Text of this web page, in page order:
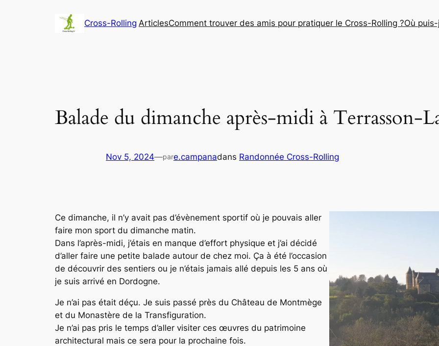
Cross-Rolling ArticlesComment trouver des amis pour pratiquer le Cross-Rolling ?Où
Balade du dimanche après-midi à Terrasson-
Nov 5, 2024—pare.campanadans Randonnée Cross-Rolling
Ce dimanche, il n’y avait pas d’évènement sportif où je pouvais aller
faire mon sport du dimanche matin.
Dans l’après-midi, j’étais en manque d’effort physique et j’ai décidé
d’aller faire une petite balade autour de chez moi. Ça à été l’occasion
de découvrir des sentiers ou je n’étais jamais allé depuis les 5 ans où
je suis arrivé en Dordogne.
Je n’ai pas était déçu. Je suis passé près du Château de Montmège
et du Monastère de la Transfiguration.
Je n’ai pas pris le temps d’aller visiter ces œuvres du patrimoine
architectural mais ce sera pour la prochaine fois.